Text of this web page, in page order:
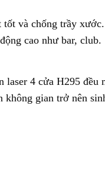
và chống trầy
cao như bar, club.
4 cửa H295
gian trở nên